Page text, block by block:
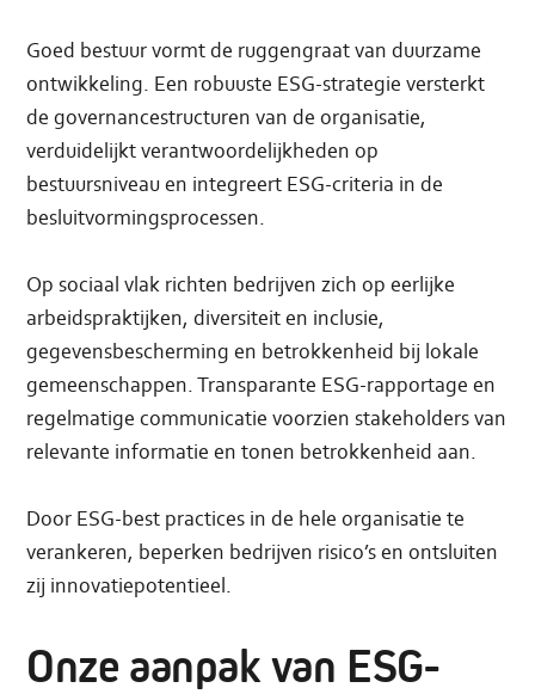
Goed bestuur vormt de ruggengraat van duurzame
ontwikkeling. Een robuuste ESG-strategie versterkt
de governancestructuren van de organisatie,
verduidelijkt verantwoordelijkheden op
bestuursniveau en integreert ESG-criteria in de
besluitvormingsprocessen.
Op sociaal vlak richten bedrijven zich op eerlijke
arbeidspraktijken, diversiteit en inclusie,
gegevensbescherming en betrokkenheid bij lokale
gemeenschappen. Transparante ESG-rapportage en
regelmatige communicatie voorzien stakeholders van
relevante informatie en tonen betrokkenheid aan.
Door ESG-best practices in de hele organisatie te
verankeren, beperken bedrijven risico’s en ontsluiten
zij innovatiepotentieel.
Onze aanpak van ESG-